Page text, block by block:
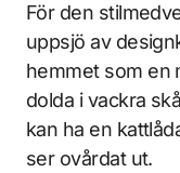
För den
uppsjö av
hemmet som en
dolda i vackra
kan ha en
ser ovårdat ut.